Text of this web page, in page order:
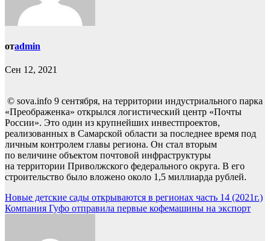
отadmin
Сен 12, 2021
© sova.info 9 сентября, на территории индустриального парка
«Преображенка» открылся логистический центр «Почты
России». Это один из крупнейших инвестпроектов,
реализованных в Самарской области за последнее время под
личным контролем главы региона. Он стал вторым
по величине объектом почтовой инфраструктуры
на территории Приволжского федерального округа. В его
строительство было вложено около 1,5 миллиарда рублей.
Навигация
по
Новые детские сады открываются в регионах часть 14 (2021г.)
Компания Гуфо отправила первые кофемашины на экспорт